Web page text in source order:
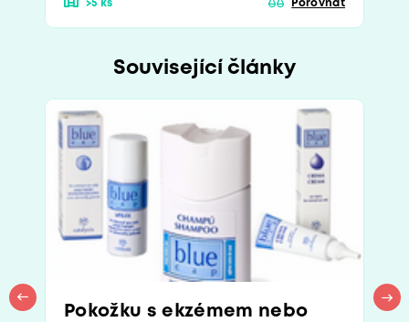
>5 ks Porovnat
Související články
Pokožku s ekzémem nebo